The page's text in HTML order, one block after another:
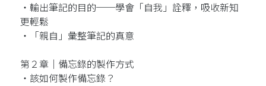
‧輸出筆記的目的──學會「自我」詮釋，吸收新知
更輕鬆
‧「親自」彙整筆記的真意
第２章│備忘錄的製作方式
‧該如何製作備忘錄？